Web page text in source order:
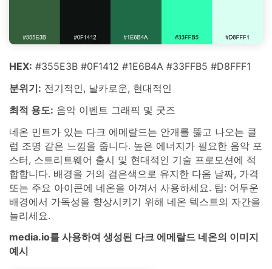
HEX: #355E3B #0F1412 #1E6B4A #33FFB5 #D8FFF1
분위기: 전기적인, 날카로운, 현대적인
최적 용도: 음악 이벤트 그래픽 및 굿즈
네온 민트가 있는 다크 에메랄드는 안개를 뚫고 나오는 클
럽 조명 같은 느낌을 줍니다. 높은 에너지가 필요한 음악 포
스터, 스트리트웨어 출시 및 현대적인 기술 프로모션에 적
합합니다. 배경을 거의 검은색으로 유지한 다음 날짜, 가격
또는 주요 아이콘에 네온을 아껴서 사용하세요. 팁: 어두운
배경에서 가독성을 향상시키기 위해 네온 텍스트의 자간을
늘리세요.
media.io를 사용하여 생성된 다크 에메랄드 네온의 이미지
예시